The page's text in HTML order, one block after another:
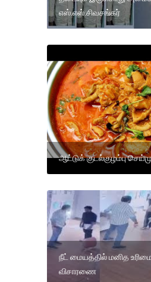
எஸ்.எஸ்.சிவசங்கர்
ஆட்டுக் குடல்குழம்பு
நீட் மையத்தில் மனித
விசாரணை